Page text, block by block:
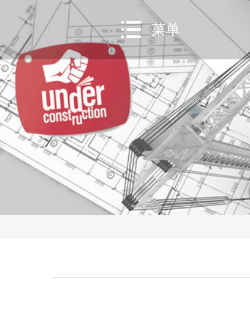
菜单
网站建设
定制网站套餐
模板网站建设
营销网站建设
网站维护专家
网站营销
SEO整站推
全网推